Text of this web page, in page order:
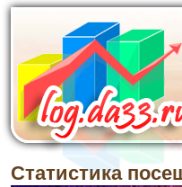
Статистика